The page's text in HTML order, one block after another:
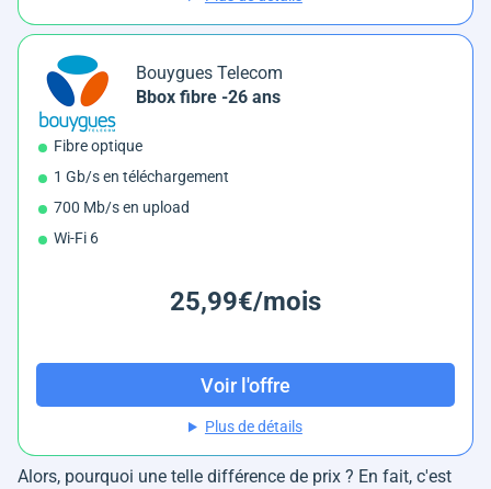
Bouygues Telecom
Bbox fibre -26 ans
Fibre optique
1 Gb/s en téléchargement
700 Mb/s en upload
Wi-Fi 6
25,99€/mois
Voir l'offre
Plus de détails
Alors, pourquoi une telle différence de prix ? En fait, c'est